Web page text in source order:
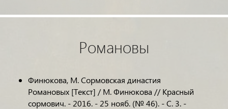
Романовы
Финюкова, М. Сормовская династия
Романовых [Текст] / М. Финюкова // Красный
сормович. - 2016. - 25 нояб. (№ 46). - С. 3. -